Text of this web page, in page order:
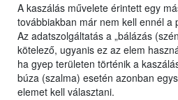
A kaszálás művelete érintett egy
továbbiakban már nem kell ennél a
Az adatszolgáltatás a „bálázás
kötelező, ugyanis ez az elem
ha gyep területen történik a
búza (szalma) esetén azonban
elemet kell választani.